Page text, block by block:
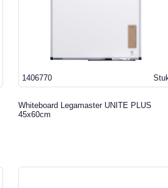
1406770
Whiteboard Legamaster UNITE PLUS
45x60cm